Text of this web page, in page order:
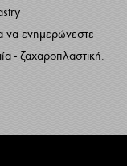
να ενημερώνεστε
- ζαχαροπλαστική.